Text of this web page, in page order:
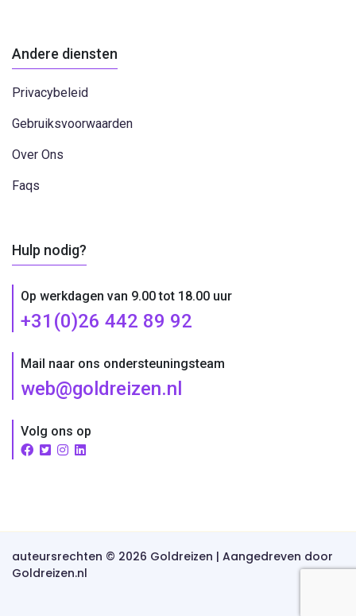
Andere diensten
Privacybeleid
Gebruiksvoorwaarden
Over Ons
Faqs
Hulp nodig?
Op werkdagen van 9.00 tot 18.00 uur
+31(0)26 442 89 92
Mail naar ons ondersteuningsteam
web@goldreizen.nl
Volg ons op
auteursrechten © 2026 Goldreizen | Aangedreven door
Goldreizen.nl